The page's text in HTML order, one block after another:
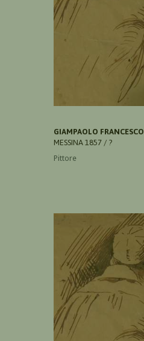
GIAMPAOLO FRANCESCO
MESSINA 1857 / ?
Pittore